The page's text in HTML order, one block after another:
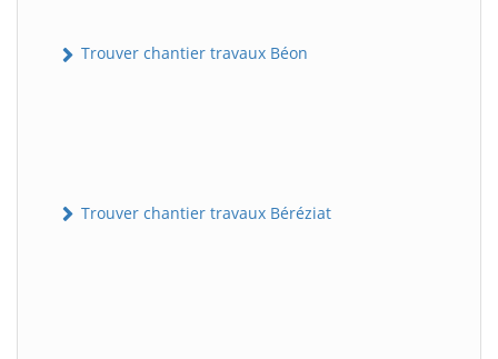
Trouver chantier travaux Béon
Trouver chantier travaux Béréziat